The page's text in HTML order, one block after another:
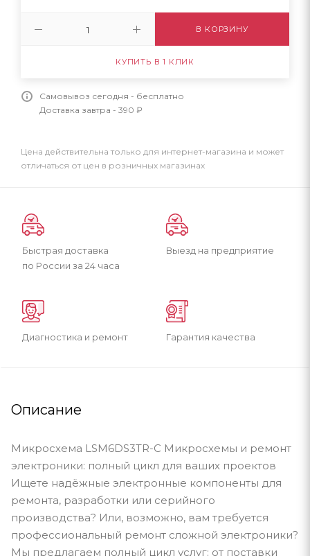
В КОРЗИНУ
КУПИТЬ В 1 КЛИК
Самовывоз сегодня - бесплатно
Доставка завтра - 390 ₽
Цена действительна только для интернет-магазина и может
отличаться от цен в розничных магазинах
Быстрая доставка
по России за 24 часа
Выезд на предприятие
Диагностика и ремонт Гарантия качества
Описание
Микросхема LSM6DS3TR-C Микросхемы и ремонт
электроники: полный цикл для ваших проектов
Ищете надёжные электронные компоненты для
ремонта, разработки или серийного
производства? Или, возможно, вам требуется
профессиональный ремонт сложной электроники?
Мы предлагаем полный цикл услуг: от поставки